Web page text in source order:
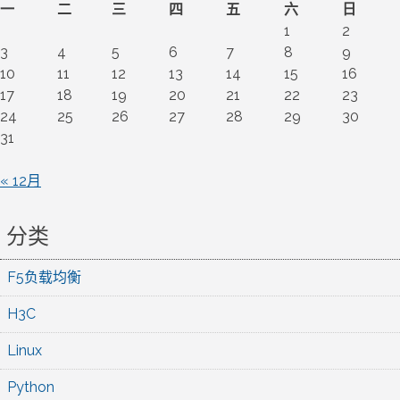
一
二 三 四 五 六
日
1
2
3
4 5 6 7 8
9
10
11 12 13 14 15
16
17
18 19 20 21 22
23
24
25 26 27 28 29
30
31
« 12月
分类
F5负载均衡
H3C
Linux
Python